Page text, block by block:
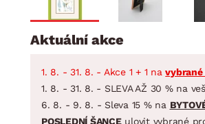
Aktuální akce
1. 8. - 31. 8. - Akce 1 + 1 navybrané
1. 8. - 31. 8. - SLEVA AŽ 30 % na
6. 8. - 9. 8. - Sleva 15 % na
POSLEDNÍ ŠANCEulovit vybrané